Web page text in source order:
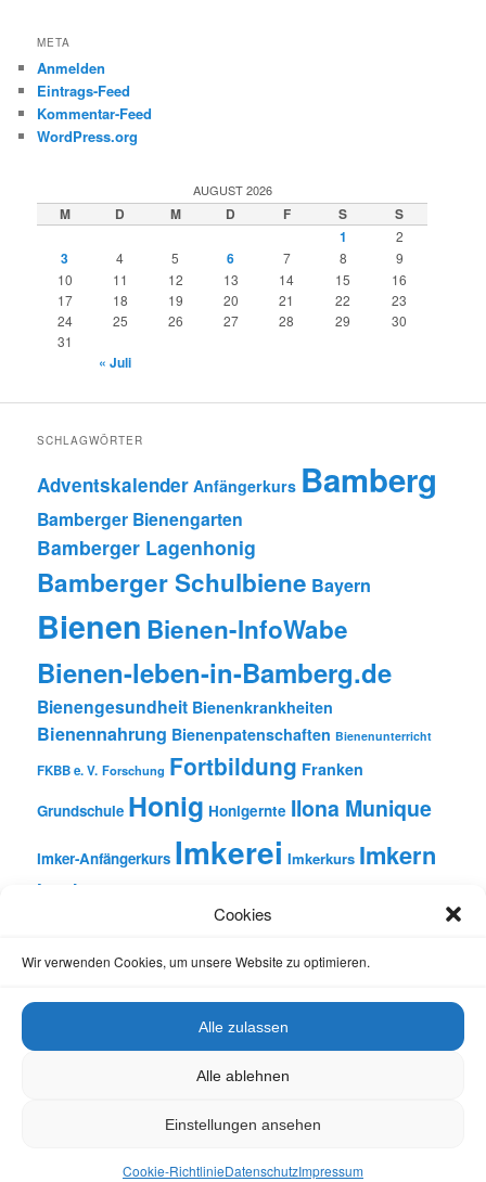
Cookies
Wir verwenden Cookies, um unsere Website zu optimieren.
Alle zulassen
Alle ablehnen
Einstellungen ansehen
Cookie-RichtlinieDatenschutzImpressum
META
Anmelden
Eintrags-Feed
Kommentar-Feed
WordPress.org
AUGUST 2026
M D M D F S
S
1
2
3 4 5 6 7 8
9
10
11 12 13 14 15
16
17
18 19 20 21 22
23
24
25 26 27 28 29
30
31
« Juli
SCHLAGWÖRTER
Adventskalender Anfängerkurs Bamberg
Bamberger Bienengarten
Bamberger Lagenhonig
Bamberger Schulbiene Bayern
Bienen Bienen-InfoWabe
Bienen-leben-in-Bamberg.de
Bienengesundheit Bienenkrankheiten
Bienennahrung Bienenpatenschaften Bienenunterricht
FKBB e. V. Forschung Fortbildung Franken
Grundschule Honig Honigernte Ilona Munique
Imker-Anfängerkurs Imkerei Imkerkurs Imkern
Insekten
Natur Oberfranken
Unterricht
Vortrag Wachs
Datenschutz Stolz präsentiert von WordPress